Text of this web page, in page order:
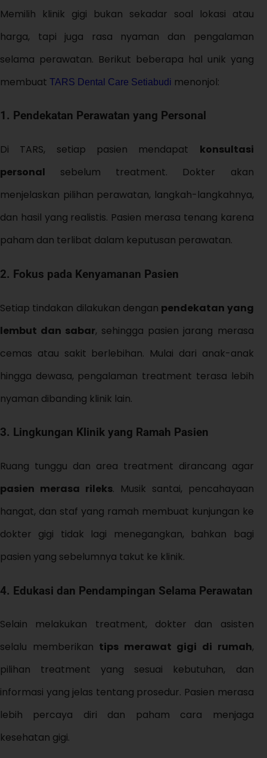
Memilih klinik gigi bukan sekadar soal lokasi atau
harga, tapi juga rasa nyaman dan pengalaman
selama perawatan. Berikut beberapa hal unik yang
membuat TARS Dental Care Setiabudi menonjol:
1. Pendekatan Perawatan yang Personal
Di TARS, setiap pasien mendapat konsultasi
personal sebelum treatment. Dokter akan
menjelaskan pilihan perawatan, langkah-langkahnya,
dan hasil yang realistis. Pasien merasa tenang karena
paham dan terlibat dalam keputusan perawatan.
2. Fokus pada Kenyamanan Pasien
Setiap tindakan dilakukan dengan pendekatan yang
lembut dan sabar, sehingga pasien jarang merasa
cemas atau sakit berlebihan. Mulai dari anak-anak
hingga dewasa, pengalaman treatment terasa lebih
nyaman dibanding klinik lain.
3. Lingkungan Klinik yang Ramah Pasien
Ruang tunggu dan area treatment dirancang agar
pasien merasa rileks. Musik santai, pencahayaan
hangat, dan staf yang ramah membuat kunjungan ke
dokter gigi tidak lagi menegangkan, bahkan bagi
pasien yang sebelumnya takut ke klinik.
4. Edukasi dan Pendampingan Selama Perawatan
Selain melakukan treatment, dokter dan asisten
selalu memberikan tips merawat gigi di rumah,
pilihan treatment yang sesuai kebutuhan, dan
informasi yang jelas tentang prosedur. Pasien merasa
lebih percaya diri dan paham cara menjaga
kesehatan gigi.